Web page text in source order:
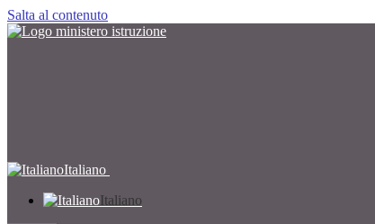
Salta al contenuto
Italiano
Italiano